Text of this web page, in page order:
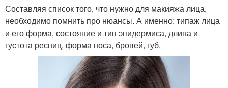
Косметики для
подростка
Косметики для новичка
Косметика для мейкапа База под макияж
Составляя список того, что нужно для макияжа лица,
необходимо помнить про нюансы. А именно: типаж лица
и его форма, состояние и тип эпидермиса, длина и
густота ресниц, форма носа, бровей, губ.